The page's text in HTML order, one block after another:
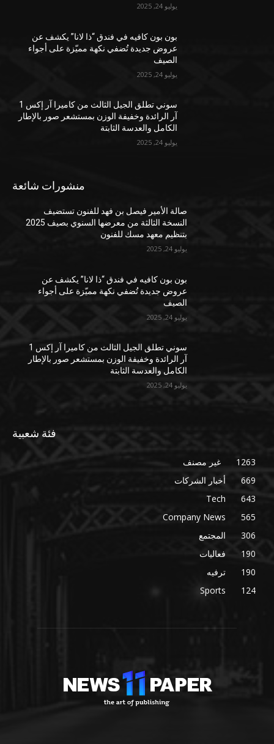
يوليو 24, 2025
بون بون كافيه في فندق “ذا لانا” يكشف عن
عروض جديدة تُضفي نكهة مميّزة على أجواء
الصيف
يوليو 24, 2025
سوني تطلق الجيل الثالث من كاميرا آر إكس 1
آر الرائدة وخفيفة الوزن بمستشعر صور بالإطار
الكامل والعدسة الثابتة
يوليو 24, 2025
منشورات شائعة
صالة الأمير فيصل بن فهد للفنون تستضيف
النسخة الثالثة من معرضها السنوي بصيف 2025
بتنظيم معهد مسك للفنون
يوليو 24, 2025
بون بون كافيه في فندق “ذا لانا” يكشف عن
عروض جديدة تُضفي نكهة مميّزة على أجواء
الصيف
يوليو 24, 2025
سوني تطلق الجيل الثالث من كاميرا آر إكس 1
آر الرائدة وخفيفة الوزن بمستشعر صور بالإطار
الكامل والعدسة الثابتة
يوليو 24, 2025
فئة شعبية
غير مصنف
1263
أخبار الشركات
669
Tech
643
Company News
565
المجتمع
306
فعاليات
190
ترفيه
190
Sports
124